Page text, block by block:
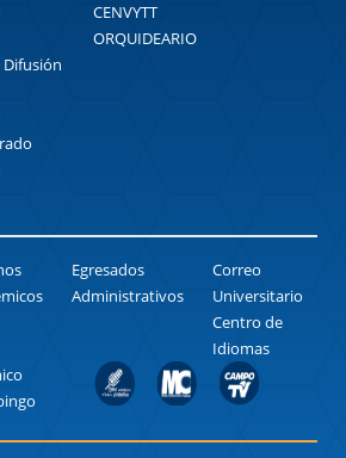
Difusión
CENVYTT
ORQUIDEARIO
Egresados
Administrativos
Correo
Universitario
Centro de
Idiomas